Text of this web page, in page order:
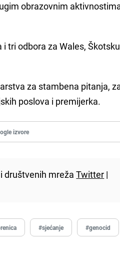
obrazovnim
tri odbora za Wales,
za stambena pitanja,
poslova i premijerka.
izvore
i društvenih mrežaTwitter |
#sjećanje #genocid